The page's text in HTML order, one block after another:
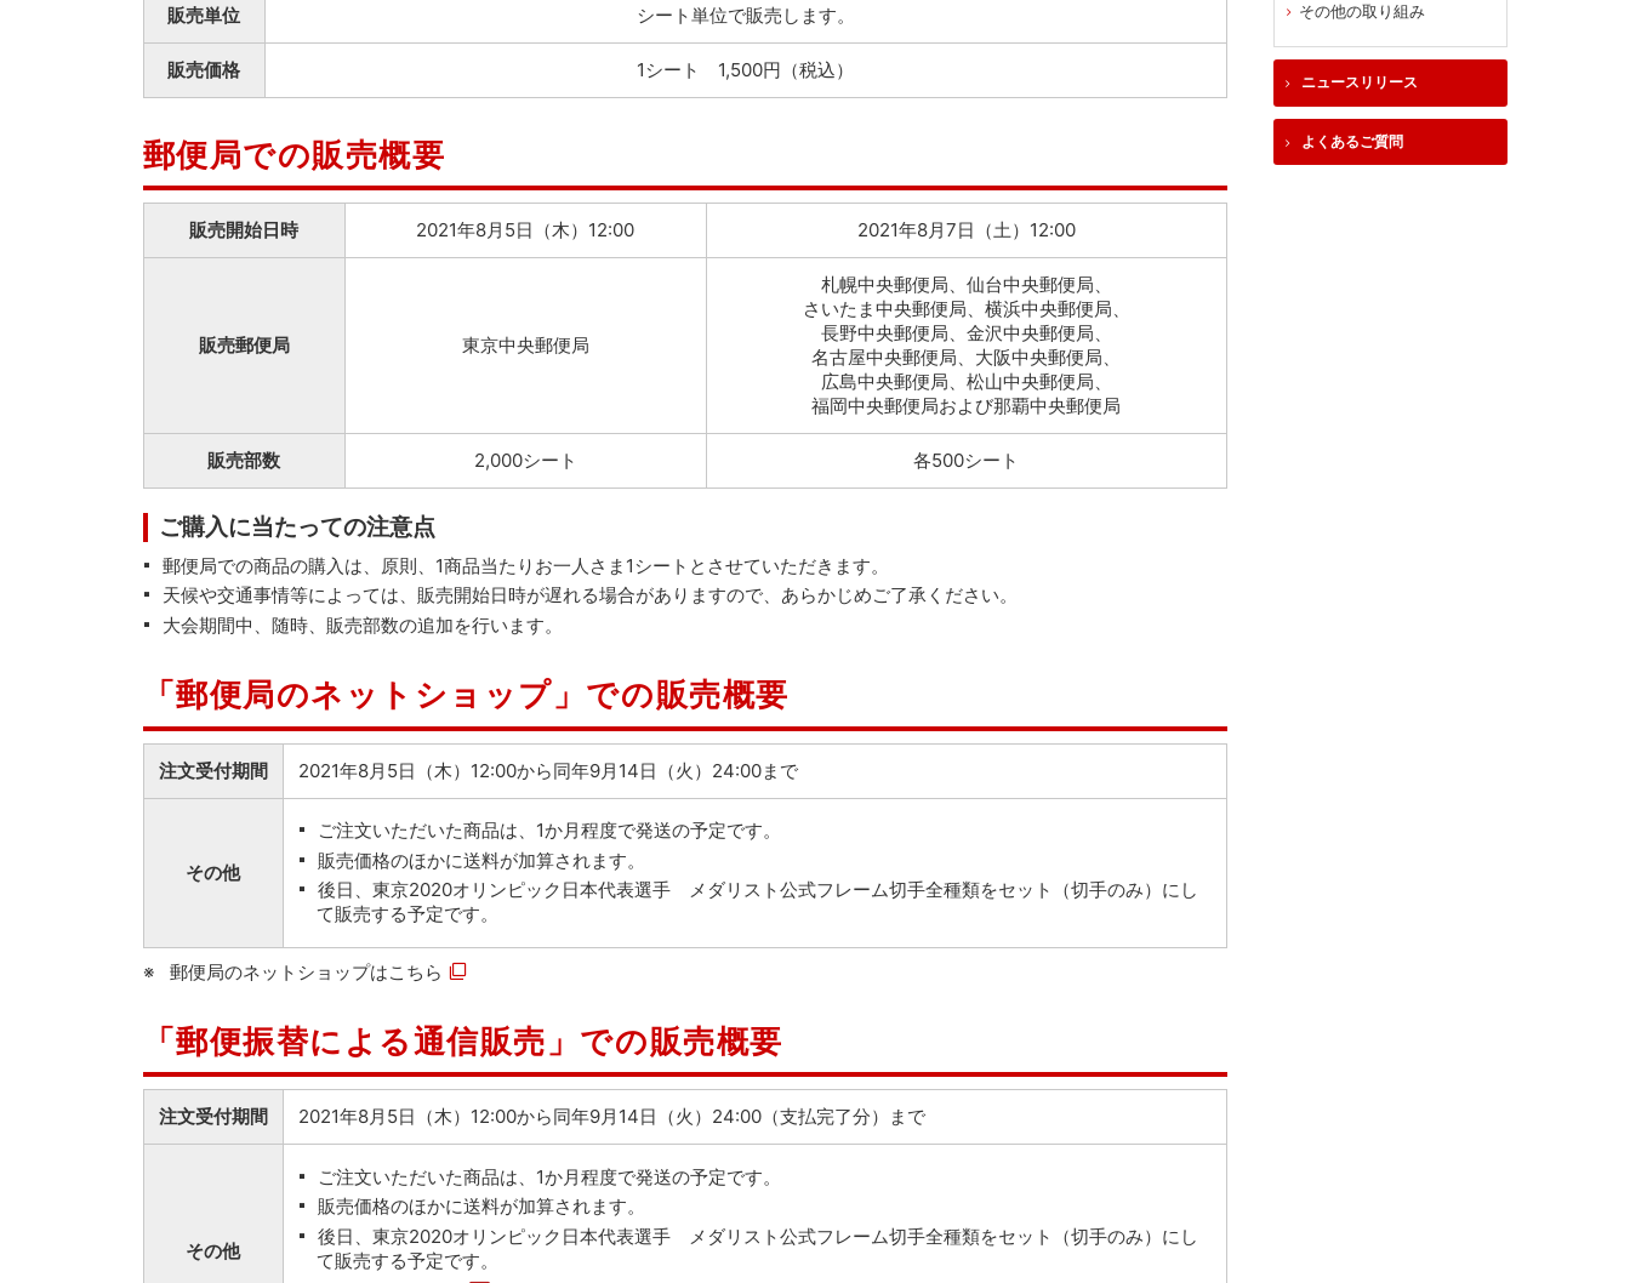
販売単位 シート単位で販売します。
販売価格 1シート 1,500円（税込）
郵便局での販売概要
販売開始日時 2021年8月5日（木）12:00 2021年8月7日（土）12:00
販売郵便局 東京中央郵便局
札幌中央郵便局、仙台中央郵便局、
さいたま中央郵便局、横浜中央郵便局、
長野中央郵便局、金沢中央郵便局、
名古屋中央郵便局、大阪中央郵便局、
広島中央郵便局、松山中央郵便局、
福岡中央郵便局および那覇中央郵便局
販売部数 2,000シート 各500シート
ご購入に当たっての注意点
郵便局での商品の購入は、原則、1商品当たりお一人さま1シートとさせていただきます。
天候や交通事情等によっては、販売開始日時が遅れる場合がありますので、あらかじめご了承ください。
大会期間中、随時、販売部数の追加を行います。
「郵便局のネットショップ」での販売概要
注文受付期間 2021年8月5日（木）12:00から同年9月14日（火）24:00まで
その他
ご注文いただいた商品は、1か月程度で発送の予定です。
販売価格のほかに送料が加算されます。
後日、東京2020オリンピック日本代表選手 メダリスト公式フレーム切手全種類をセット（切手のみ）にし
て販売する予定です。
郵便局のネットショップはこちら
「郵便振替による通信販売」での販売概要
注文受付期間 2021年8月5日（木）12:00から同年9月14日（火）24:00（支払完了分）まで
その他
ご注文いただいた商品は、1か月程度で発送の予定です。
販売価格のほかに送料が加算されます。
後日、東京2020オリンピック日本代表選手 メダリスト公式フレーム切手全種類をセット（切手のみ）にし
て販売する予定です。
その他の取り組み
ニュースリリース
よくあるご質問